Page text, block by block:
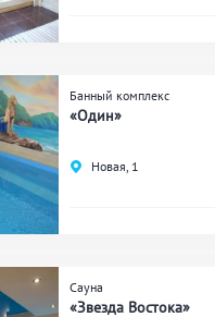
водоема
отдыха
ФИЛЬТРЫ
Банный комплекс
«Один»
Новая, 1
Сауна
«Звезда Востока»